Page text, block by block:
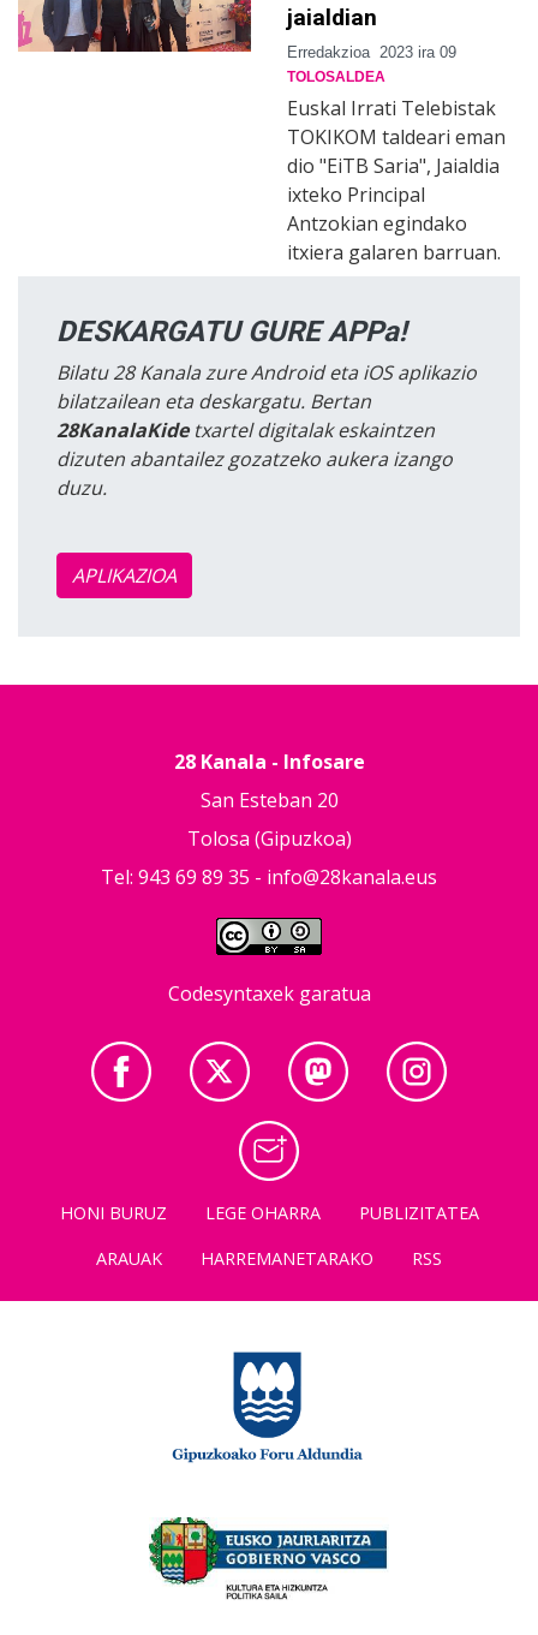
jaialdian
Erredakzioa 2023 ira 09
TOLOSALDEA
Euskal Irrati Telebistak
TOKIKOM taldeari eman
dio "EiTB Saria", Jaialdia
ixteko Principal
Antzokian egindako
itxiera galaren barruan.
DESKARGATU GURE APPa!
Bilatu 28 Kanala zure Android eta iOS aplikazio
bilatzailean eta deskargatu. Bertan
28KanalaKidetxartel digitalak eskaintzen
dizuten abantailez gozatzeko aukera izango
duzu.
APLIKAZIOA
28 Kanala - Infosare
San Esteban 20
Tolosa (Gipuzkoa)
Tel: 943 69 89 35 - info@28kanala.eus
Codesyntaxek garatua
HONI BURUZ LEGE OHARRA
PUBLIZITATEA
ARAUAK
HARREMANETARAKO RSS